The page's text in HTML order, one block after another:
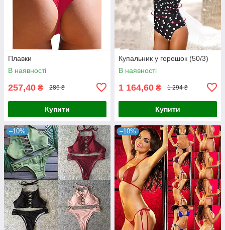
Плавки
В наявності
257,40 ₴ 286 ₴
Купити
Купальник у горошок (50/3)
В наявності
1 164,60 ₴ 1 294 ₴
Купити
–10% –10%